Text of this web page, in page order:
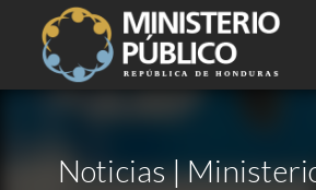
Noticias |